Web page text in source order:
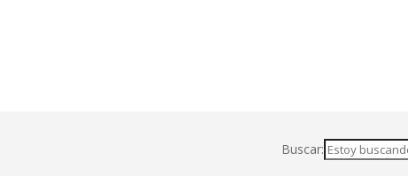
Buscar: